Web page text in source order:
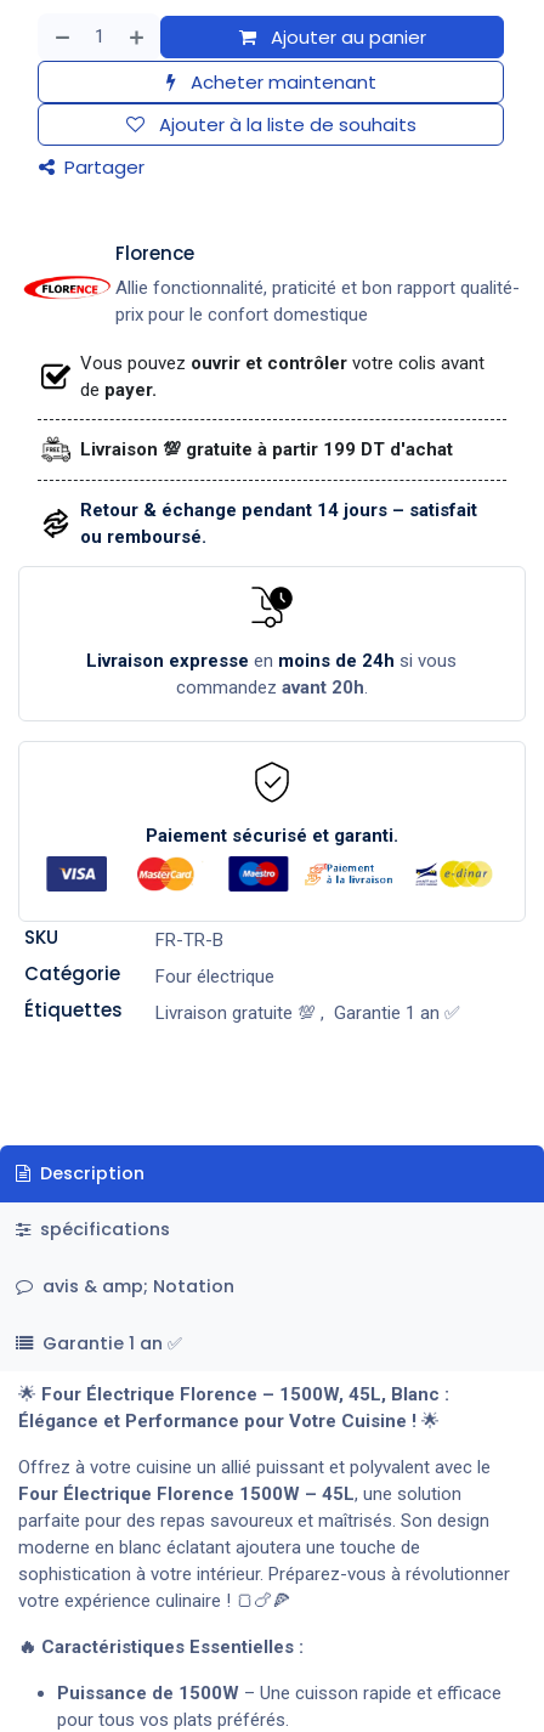
Ajouter au panier
Acheter maintenant
Ajouter à la liste de souhaits
Partager
​Florence
Allie fonctionnalité, praticité et bon rapport qualité-
prix pour le confort domestique
Vous pouvez ouvrir et contrôler votre colis avant
de payer.
Livraison 💯 gratuite à partir 199 DT d'achat
Retour & échange pendant 14 jours – satisfait
ou remboursé.
Livraison expresse en moins de 24h si vous
commandez avant 20h.
Paiement sécurisé et garanti.
SKU FR-TR-B
Catégorie Four électrique
Étiquettes Livraison gratuite 💯 , Garantie 1 an ✅
Description
spécifications
avis & amp; Notation
Garantie 1 an ✅
🌟 Four Électrique Florence – 1500W, 45L, Blanc :
Élégance et Performance pour Votre Cuisine ! 🌟
Offrez à votre cuisine un allié puissant et polyvalent avec le
Four Électrique Florence 1500W – 45L, une solution
parfaite pour des repas savoureux et maîtrisés. Son design
moderne en blanc éclatant ajoutera une touche de
sophistication à votre intérieur. Préparez-vous à révolutionner
votre expérience culinaire ! 🍞🍗🍕
🔥 Caractéristiques Essentielles :
Puissance de 1500W – Une cuisson rapide et efficace
pour tous vos plats préférés.